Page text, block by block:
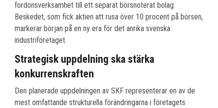
fordonsverksamhet till ett separat börsnoterat bolag.
Beskedet, som fick aktien att rusa över 10 procent på börsen,
markerar början på en ny era för det anrika svenska
industriföretaget.
Strategisk uppdelning ska stärka
konkurrenskraften
Den planerade uppdelningen av SKF representerar en av de
mest omfattande strukturella förändringarna i företagets